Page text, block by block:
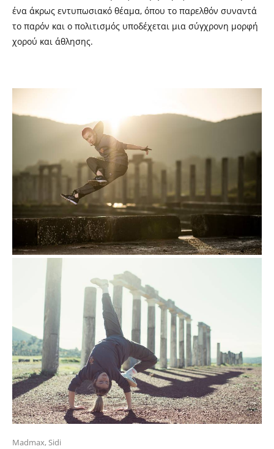
ένα άκρως εντυπωσιακό θέαμα, όπου το παρελθόν συναντά
το παρόν και ο πολιτισμός υποδέχεται μια σύγχρονη μορφή
χορού και άθλησης.
Madmax, Sidi